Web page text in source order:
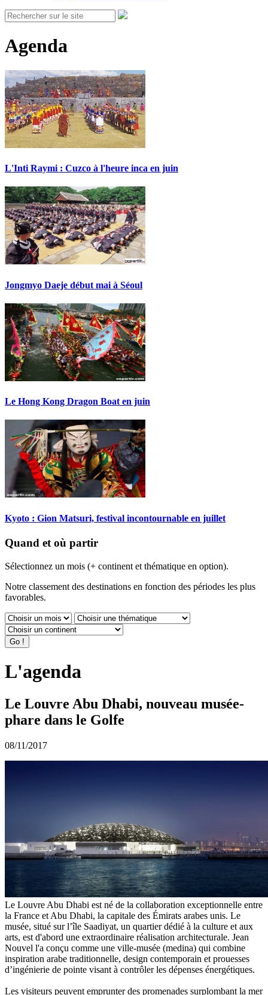
Agenda
L'Inti Raymi : Cuzco à l'heure inca en juin
Jongmyo Daeje début mai à Séoul
Le Hong Kong Dragon Boat en juin
Kyoto : Gion Matsuri, festival incontournable en juillet
Quand et où partir
Sélectionnez un mois (+ continent et thématique en option).
Notre classement des destinations en fonction des périodes les plus
favorables.
L'agenda
Le Louvre Abu Dhabi, nouveau musée-
phare dans le Golfe
08/11/2017
Le Louvre Abu Dhabi est né de la collaboration exceptionnelle entre
la France et Abu Dhabi, la capitale des Émirats arabes unis. Le
musée, situé sur l’île Saadiyat, un quartier dédié à la culture et aux
arts, est d'abord une extraordinaire réalisation architecturale. Jean
Nouvel l'a conçu comme une ville-musée (medina) qui combine
inspiration arabe traditionnelle, design contemporain et prouesses
d’ingénierie de pointe visant à contrôler les dépenses énergétiques.
Les visiteurs peuvent emprunter des promenades surplombant la mer